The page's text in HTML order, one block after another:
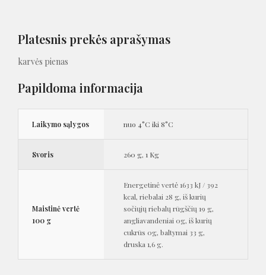
Platesnis prekės aprašymas
karvės pienas
Papildoma informacija
Laikymo sąlygos nuo 4°C iki 8°C
Svoris 260 g, 1 Kg
Maistinė vertė
100 g
Energetinė vertė 1633 kJ / 392
kcal, riebalai 28 g, iš kurių
sočiųjų riebalų rūgščių 19 g,
angliavandeniai 0g, iš kurių
cukrūs 0g, baltymai 33 g,
druska 1,6 g.